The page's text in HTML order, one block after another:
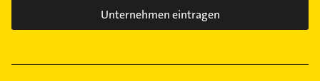
Unternehmen eintragen